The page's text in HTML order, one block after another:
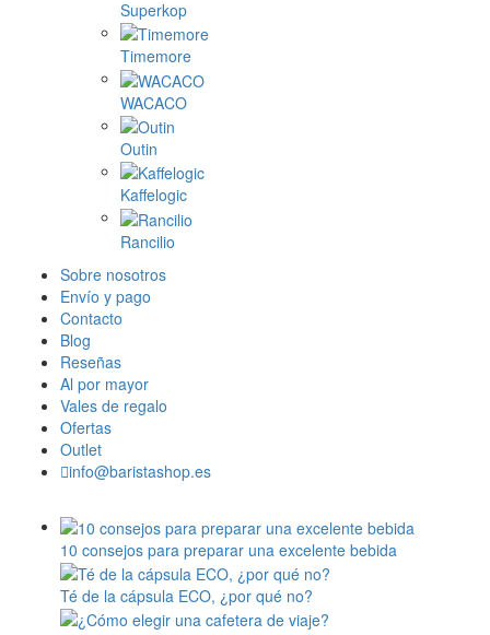
Superkop
Timemore
WACACO
Outin
Kaffelogic
Rancilio
Sobre nosotros
Envío y pago
Contacto
Blog
Reseñas
Al por mayor
Vales de regalo
Ofertas
Outlet
info@baristashop.es
10 consejos para preparar una excelente bebida
Té de la cápsula ECO, ¿por qué no?